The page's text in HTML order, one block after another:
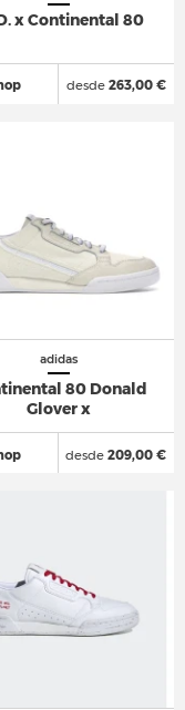
x Continental 80
desde263,00 €
adidas
80 Donald
Glover x
desde 209,00 €